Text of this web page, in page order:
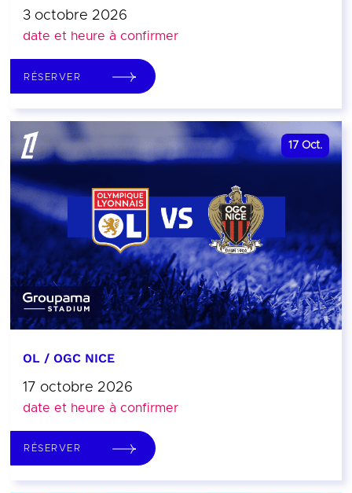
3 octobre 2026
date et heure à confirmer
RÉSERVER
17 Oct.
OL / OGC NICE
17 octobre 2026
date et heure à confirmer
RÉSERVER